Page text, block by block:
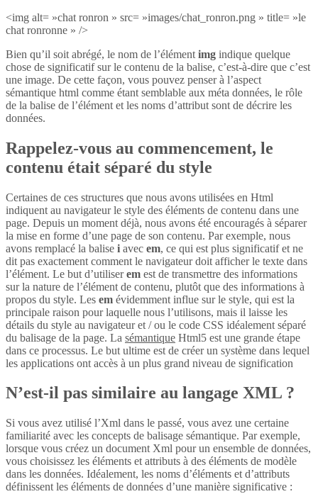
<img alt= »chat ronron » src= »images/chat_ronron.png » title= »le
chat ronronne » />
Bien qu’il soit abrégé, le nom de l’élément img indique quelque
chose de significatif sur le contenu de la balise, c’est-à-dire que c’est
une image. De cette façon, vous pouvez penser à l’aspect
sémantique html comme étant semblable aux méta données, le rôle
de la balise de l’élément et les noms d’attribut sont de décrire les
données.
Rappelez-vous au commencement, le
contenu était séparé du style
Certaines de ces structures que nous avons utilisées en Html
indiquent au navigateur le style des éléments de contenu dans une
page. Depuis un moment déjà, nous avons été encouragés à séparer
la mise en forme d’une page de son contenu. Par exemple, nous
avons remplacé la balise i avec em, ce qui est plus significatif et ne
dit pas exactement comment le navigateur doit afficher le texte dans
l’élément. Le but d’utiliserem est de transmettre des informations
sur la nature de l’élément de contenu, plutôt que des informations à
propos du style. Les em évidemment influe sur le style, qui est la
principale raison pour laquelle nous l’utilisons, mais il laisse les
détails du style au navigateur et / ou le code CSS idéalement séparé
du balisage de la page. La sémantique Html5 est une grande étape
dans ce processus. Le but ultime est de créer un système dans lequel
les applications ont accès à un plus grand niveau de signification
N’est-il pas similaire au langage XML ?
Si vous avez utilisé l’Xml dans le passé, vous avez une certaine
familiarité avec les concepts de balisage sémantique. Par exemple,
lorsque vous créez un document Xml pour un ensemble de données,
vous choisissez les éléments et attributs à des éléments de modèle
dans les données. Idéalement, les noms d’éléments et d’attributs
définissent les éléments de données d’une manière significative :